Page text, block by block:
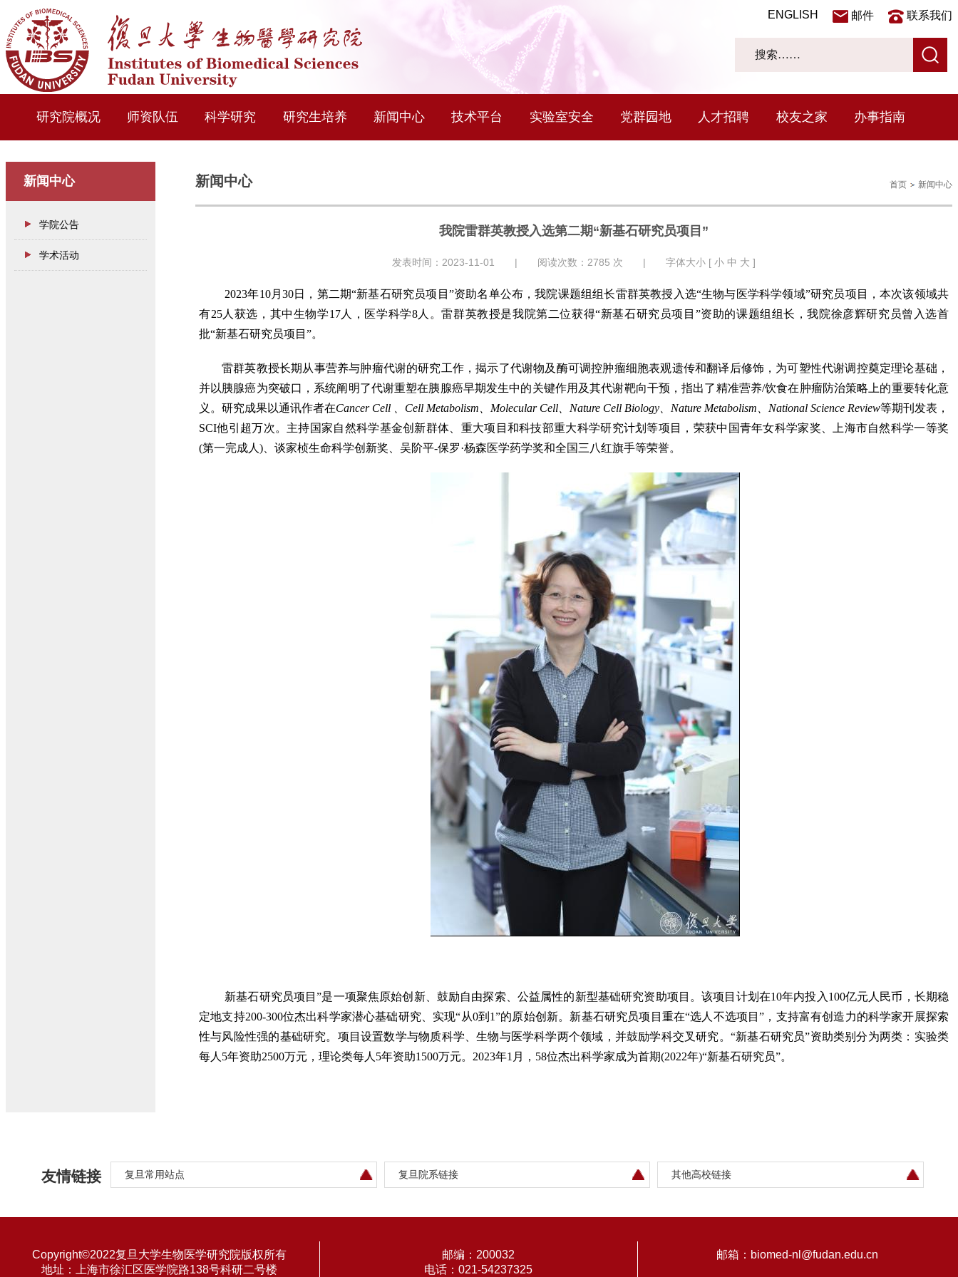
联系我们
邮件
ENGLISH
研究院概况 师资队伍 科学研究 研究生培养 新闻中心 技术平台 实验室安全 党群园地 人才招聘 校友之家 办事指南
新闻中心
学院公告
学术活动
新闻中心 首页 新闻中心
我院雷群英教授入选第二期“新基石研究员项目”
发表时间：2023-11-01 | 阅读次数： 2785 次 | 字体大小 [ 小 中 大 ]
2023年10月30日，第二期“新基石研究员项目”资助名单公布，我院课题组组长雷群英教授入选“生物与医学科学领域”研究员项目，本次该领域共
有25人获选，其中生物学17人，医学科学8人。雷群英教授是我院第二位获得“新基石研究员项目”资助的课题组组长，我院徐彦辉研究员曾入选首
批“新基石研究员项目”。
雷群英教授长期从事营养与肿瘤代谢的研究工作，揭示了代谢物及酶可调控肿瘤细胞表观遗传和翻译后修饰，为可塑性代谢调控奠定理论基础，
并以胰腺癌为突破口，系统阐明了代谢重塑在胰腺癌早期发生中的关键作用及其代谢靶向干预，指出了精准营养/饮食在肿瘤防治策略上的重要转化意
义。研究成果以通讯作者在Cancer Cell 、Cell Metabolism、Molecular Cell、Nature Cell Biology、Nature Metabolism、National Science Review等期刊发表，
SCI他引超万次。主持国家自然科学基金创新群体、重大项目和科技部重大科学研究计划等项目，荣获中国青年女科学家奖、上海市自然科学一等奖
(第一完成人)、谈家桢生命科学创新奖、吴阶平-保罗·杨森医学药学奖和全国三八红旗手等荣誉。
新基石研究员项目”是一项聚焦原始创新、鼓励自由探索、公益属性的新型基础研究资助项目。该项目计划在10年内投入100亿元人民币，长期稳
定地支持200-300位杰出科学家潜心基础研究、实现“从0到1”的原始创新。新基石研究员项目重在“选人不选项目”，支持富有创造力的科学家开展探索
性与风险性强的基础研究。项目设置数学与物质科学、生物与医学科学两个领域，并鼓励学科交叉研究。“新基石研究员”资助类别分为两类：实验类
每人5年资助2500万元，理论类每人5年资助1500万元。2023年1月，58位杰出科学家成为首期(2022年)“新基石研究员”。
友情链接 复旦常用站点 复旦院系链接 其他高校链接
Copyright©2022复旦大学生物医学研究院版权所有
地址：上海市徐汇区医学院路138号科研二号楼
邮编：200032
电话：021-54237325
邮箱： biomed-nl@fudan.edu.cn